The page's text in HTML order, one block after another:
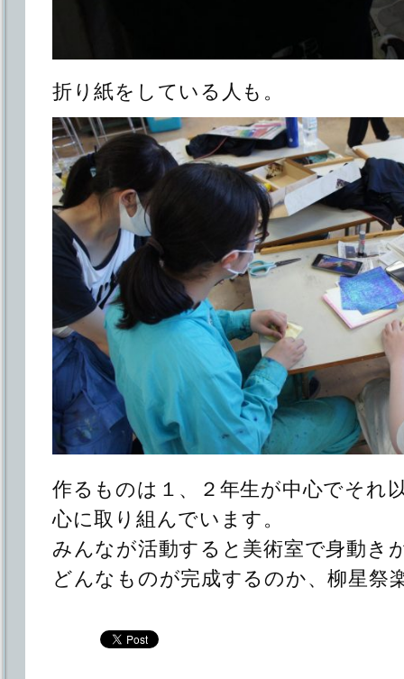
折り紙をしている人も。
作るものは１、２年生が中心でそれ
心に取り組んでいます。
みんなが活動すると美術室で身動き
どんなものが完成するのか、柳星祭